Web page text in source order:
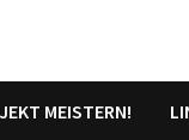
MEISTERN!